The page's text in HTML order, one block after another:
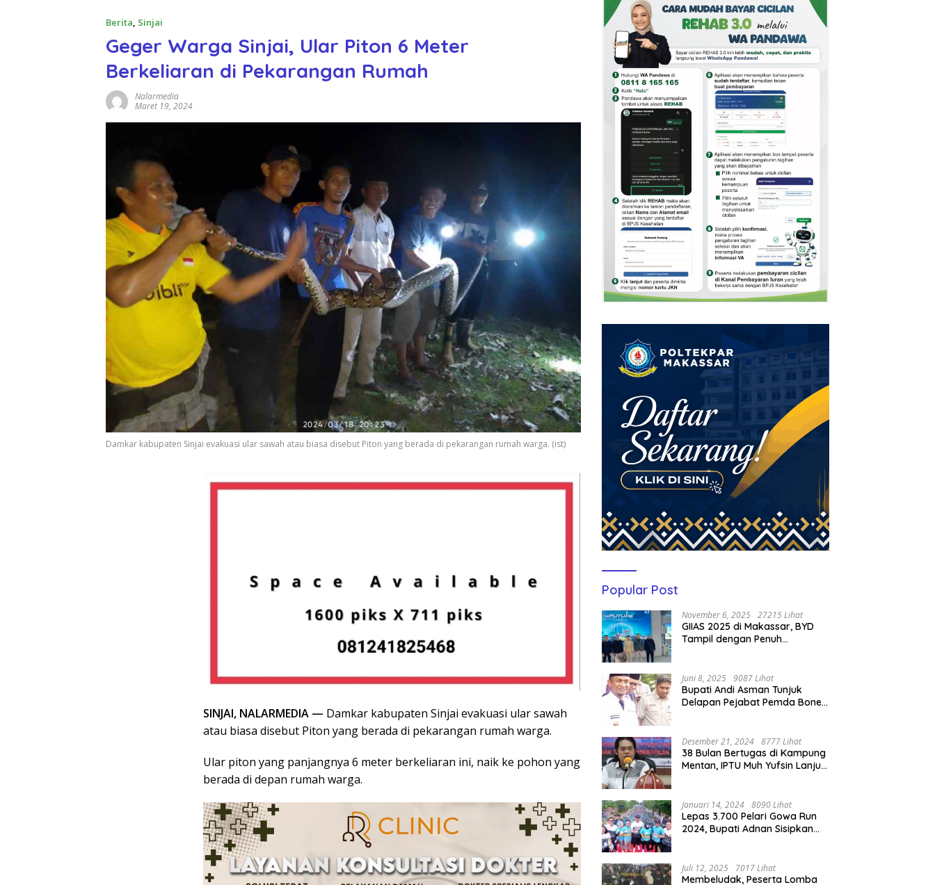
Berita, Sinjai
Geger Warga Sinjai, Ular Piton 6 Meter
Berkeliaran di Pekarangan Rumah
Nalarmedia
Maret 19, 2024
Damkar kabupaten Sinjai evakuasi ular sawah atau biasa disebut Piton yang berada di pekarangan rumah warga. (ist)
SINJAI, NALARMEDIA — Damkar kabupaten Sinjai evakuasi ular sawah
atau biasa disebut Piton yang berada di pekarangan rumah warga.
Ular piton yang panjangnya 6 meter berkeliaran ini, naik ke pohon yang
berada di depan rumah warga.
Popular Post
November 6, 2025 27215 Lihat
GIIAS 2025 di Makassar, BYD
Tampil dengan Penuh
Juni 8, 2025 9087 Lihat
Bupati Andi Asman Tunjuk
Delapan Pejabat Pemda Bone
Desember 21, 2024 8777 Lihat
38 Bulan Bertugas di Kampung
Mentan, IPTU Muh Yufsin Lanjut
Januari 14, 2024 8090 Lihat
Lepas 3.700 Pelari Gowa Run
2024, Bupati Adnan Sisipkan
Juli 12, 2025 7017 Lihat
Membeludak, Peserta Lomba